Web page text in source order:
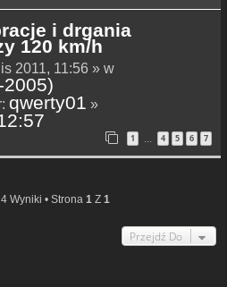
i drgania
120 km/h
2011, 11:56 » w
qwerty01 »
1 … 4 5 6 7
Wyniki • Strona 1 Z 1
Przejdź Do